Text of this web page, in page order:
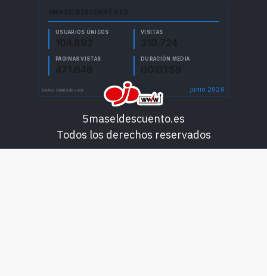
5maseldescuento.es
Todos los derechos reservados